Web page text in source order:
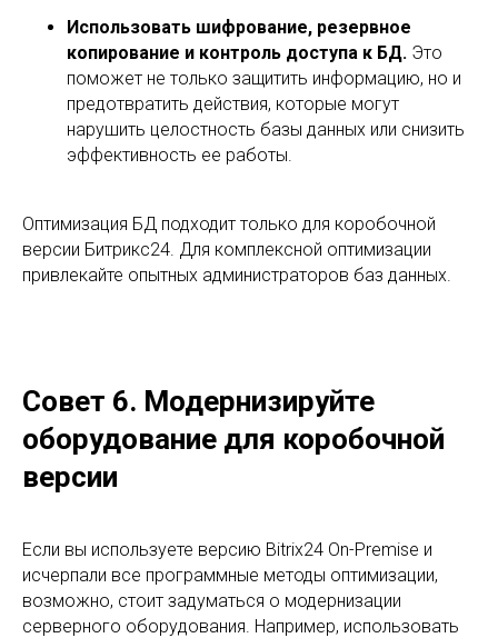
Использовать шифрование, резервное
копирование и контроль доступа к БД. Это
поможет не только защитить информацию, но и
предотвратить действия, которые могут
нарушить целостность базы данных или снизить
эффективность ее работы.
Оптимизация БД подходит только для коробочной
версии Битрикс24. Для комплексной оптимизации
привлекайте опытных администраторов баз данных.
Совет 6. Модернизируйте
оборудование для коробочной
версии
Если вы используете версию Bitrix24 On-Premise и
исчерпали все программные методы оптимизации,
возможно, стоит задуматься о модернизации
серверного оборудования. Например, использовать